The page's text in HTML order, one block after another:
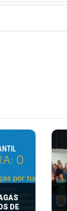
DE